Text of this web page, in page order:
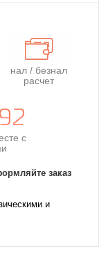
нал / безнал
расчет
с
заказ
и